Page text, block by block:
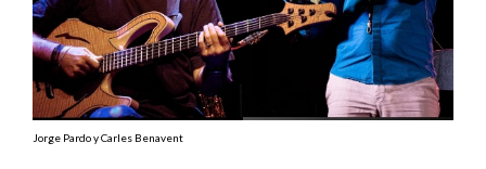
Jorge Pardo y Carles Benavent